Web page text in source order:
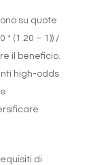
su quote
* (1.20 – 1)) /
il beneficio.
high-odds
di